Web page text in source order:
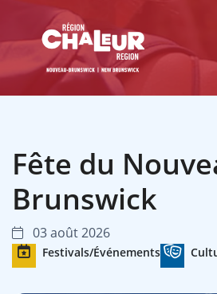
Fête du
Brunswick
03 août 2026
Festivals/Événements